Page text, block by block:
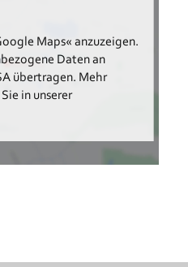
Maps« anzuzeigen.
Daten an
übertragen. Mehr
in unserer